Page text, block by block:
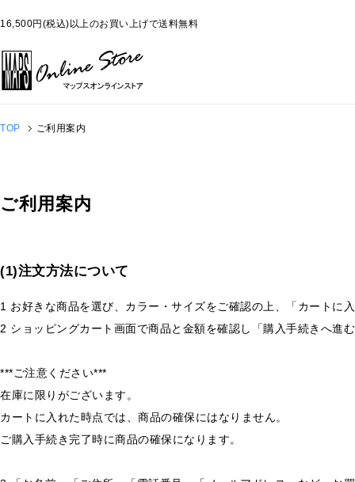
16,500円(税込)以上のお買い上げで送料無料
TOP ご利用案内
ご利用案内
(1)注文方法について
1 お好きな商品を選び、カラー・サイズをご確認の上、「カートに
2 ショッピングカート画面で商品と金額を確認し「購入手続きへ進
***ご注意ください***
在庫に限りがございます。
カートに入れた時点では、商品の確保にはなりません。
ご購入手続き完了時に商品の確保になります。